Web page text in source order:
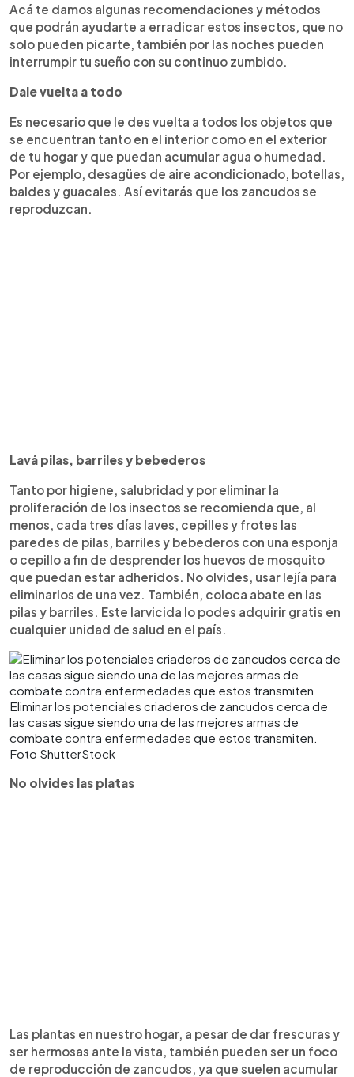
Acá te damos algunas recomendaciones y métodos
que podrán ayudarte a erradicar estos insectos, que no
solo pueden picarte, también por las noches pueden
interrumpir tu sueño con su continuo zumbido.
Dale vuelta a todo
Es necesario que le des vuelta a todos los objetos que
se encuentran tanto en el interior como en el exterior
de tu hogar y que puedan acumular agua o humedad.
Por ejemplo, desagües de aire acondicionado, botellas,
baldes y guacales. Así evitarás que los zancudos se
reproduzcan.
Lavá pilas, barriles y bebederos
Tanto por higiene, salubridad y por eliminar la
proliferación de los insectos se recomienda que, al
menos, cada tres días laves, cepilles y frotes las
paredes de pilas, barriles y bebederos con una esponja
o cepillo a fin de desprender los huevos de mosquito
que puedan estar adheridos. No olvides, usar lejía para
eliminarlos de una vez. También, coloca abate en las
pilas y barriles. Este larvicida lo podes adquirir gratis en
cualquier unidad de salud en el país.
Eliminar los potenciales criaderos de zancudos cerca de
las casas sigue siendo una de las mejores armas de
combate contra enfermedades que estos transmiten.
Foto ShutterStock
No olvides las platas
Las plantas en nuestro hogar, a pesar de dar frescuras y
ser hermosas ante la vista, también pueden ser un foco
de reproducción de zancudos, ya que suelen acumular